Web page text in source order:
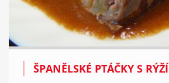
ŠPANĚLSKÉ PTÁČKY S RÝŽÍ